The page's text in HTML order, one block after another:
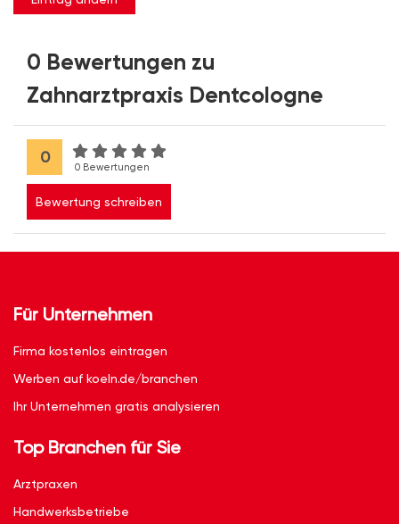
0 Bewertungen zu
Zahnarztpraxis Dentcologne
0
0 Bewertungen
Bewertung schreiben
Für Unternehmen
Firma kostenlos eintragen
Werben auf koeln.de/branchen
Ihr Unternehmen gratis analysieren
Top Branchen für Sie
Arztpraxen
Handwerksbetriebe